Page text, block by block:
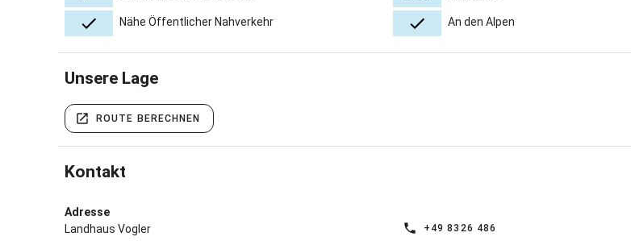
Nähe Öffentlicher Nahverkehr An den Alpen
Unsere Lage
ROUTE BERECHNEN
Kontakt
Adresse
Landhaus Vogler
+49 8326 486